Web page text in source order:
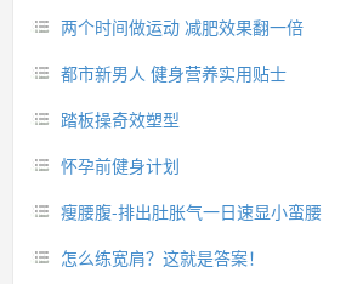
两个时间做运动 减肥效果翻一倍
都市新男人 健身营养实用贴士
踏板操奇效塑型
怀孕前健身计划
瘦腰腹-排出肚胀气一日速显小蛮腰
怎么练宽肩？这就是答案！